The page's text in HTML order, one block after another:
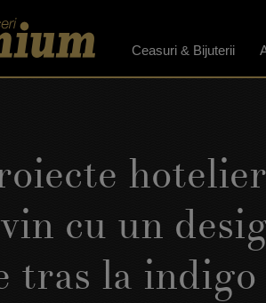
Ceasuri & Bijuterii
cu un
tras la indigo